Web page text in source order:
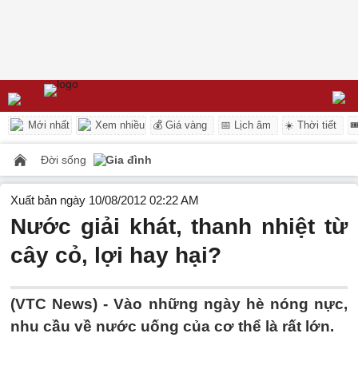
Mới nhất Xem nhiều 💰 Giá vàng 📅 Lịch âm ☀️ Thời tiết
Đời sống Gia đình
Xuất bản ngày 10/08/2012 02:22 AM
Nước giải khát, thanh nhiệt từ
cây cỏ, lợi hay hại?
(VTC News) - Vào những ngày hè nóng nực,
nhu cầu về nước uống của cơ thể là rất lớn.